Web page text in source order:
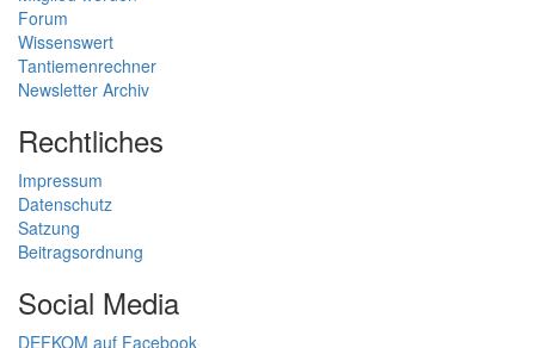
Forum
Wissenswert
Tantiemenrechner
Newsletter Archiv
Rechtliches
Impressum
Datenschutz
Satzung
Beitragsordnung
Social Media
DEFKOM auf Facebook